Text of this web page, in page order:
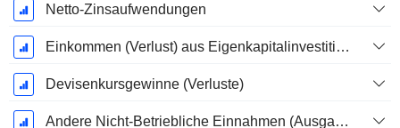
Netto-Zinsaufwendungen
Einkommen (Verlust) aus Eigenkapitalinvestitionen.
Devisenkursgewinne (Verluste)
Andere Nicht-Betriebliche Einnahmen (Ausgaben)